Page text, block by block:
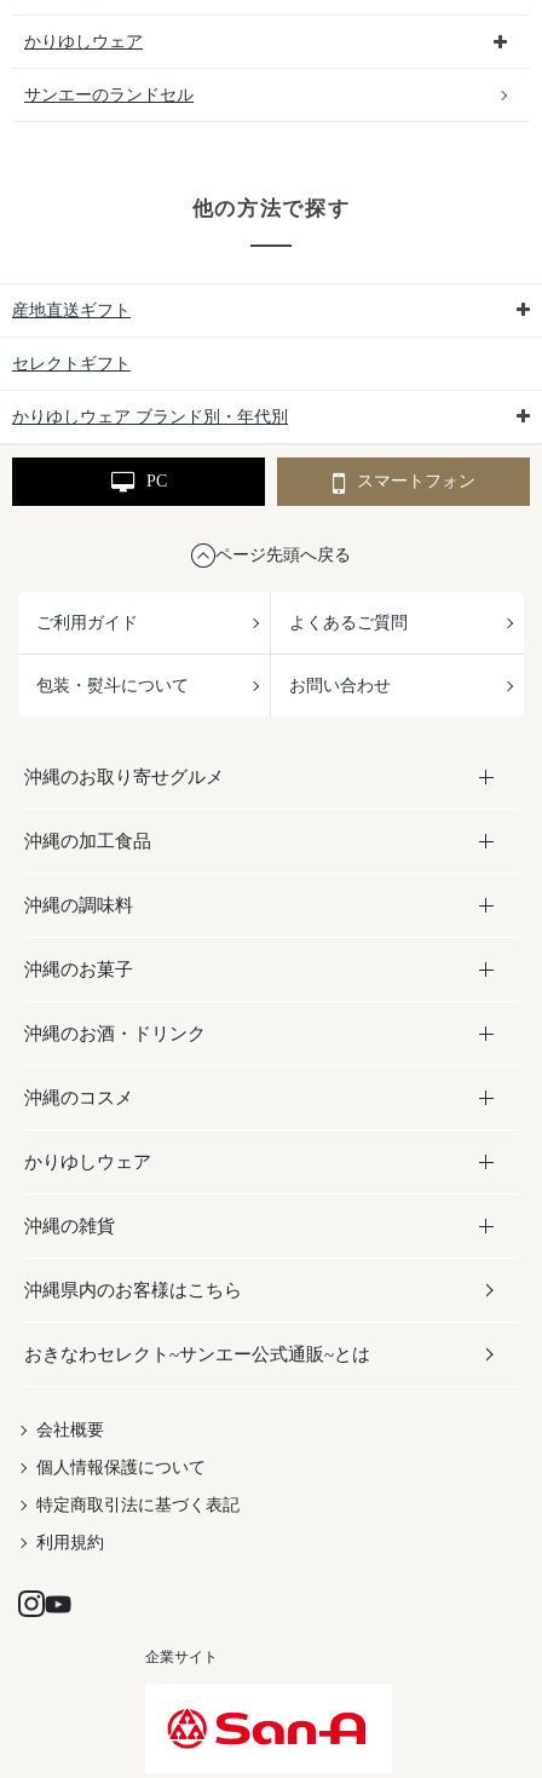
かりゆしウェア
サンエーのランドセル
他の方法で探す
産地直送ギフト
セレクトギフト
かりゆしウェア ブランド別・年代別
PC スマートフォン
ページ先頭へ戻る
ご利用ガイド よくあるご質問
包装・熨斗について お問い合わせ
沖縄のお取り寄せグルメ
お取り寄せグルメ
フルーツ・野菜
お肉
海産物
沖縄の加工食品
加工食品
缶詰／パウチ
沖縄料理
沖縄そば／乾麺
レトルト食品
乾物／粉類
沖縄の調味料
調味料
砂糖／黒砂糖
塩
お酢／ドレッシング
しょうゆ
みそ
だし／スパイス／島唐辛子
沖縄のお菓子
お菓子
黒糖
ちんすこう
伝統菓子
スナック
おつまみ
紅芋
沖縄のお酒・ドリンク
お酒・ドリンク
泡盛
ビール・チューハイ
ワイン・ウィスキー・カクテル
ドリンク
茶葉
沖縄のコスメ
コスメ
スキンケア
ボディケア
ヘアケア
UVケア
かりゆしウェア
かりゆしウェア
メンズ
レディース
沖縄の雑貨
雑貨
沖縄ファッション
伝統工芸品
沖縄県内のお客様はこちら
おきなわセレクト~サンエー公式通販~とは
会社概要
個人情報保護について
特定商取引法に基づく表記
利用規約
企業サイト